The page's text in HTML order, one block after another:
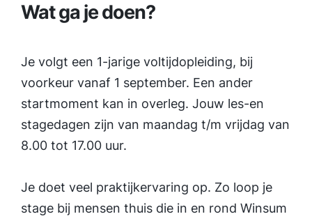
Wat ga je doen?
Je volgt een 1-jarige voltijdopleiding, bij
voorkeur vanaf 1 september. Een ander
startmoment kan in overleg. Jouw les-en
stagedagen zijn van maandag t/m vrijdag van
8.00 tot 17.00 uur.
Je doet veel praktijkervaring op. Zo loop je
stage bij mensen thuis die in en rond Winsum